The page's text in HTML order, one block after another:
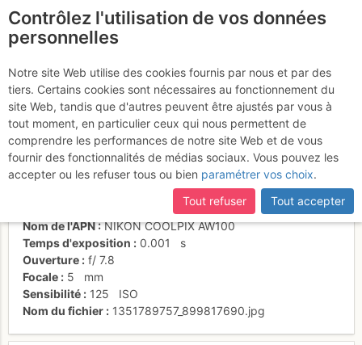
Mont-Blanc du Tacul
Activités
Date/heure
22 juil. 2012 12:22
Contributeur
Yéti des Alpes
individuel (CC by-nc-nd)
Nom de l'APN
NIKON COOLPIX AW100
Temps d'exposition
0.001
s
Ouverture
f/ 7.8
Focale
5
mm
Sensibilité
125
ISO
Nom du fichier
1351789757_899817690.jpg
Contrôlez l'utilisation de vos données
personnelles
Notre site Web utilise des cookies fournis par nous et par des
tiers. Certains cookies sont nécessaires au fonctionnement du
site Web, tandis que d'autres peuvent être ajustés par vous à
tout moment, en particulier ceux qui nous permettent de
comprendre les performances de notre site Web et de vous
fournir des fonctionnalités de médias sociaux. Vous pouvez les
accepter ou les refuser tous ou bien paramétrer vos choix.
Tout refuser
Tout accepter